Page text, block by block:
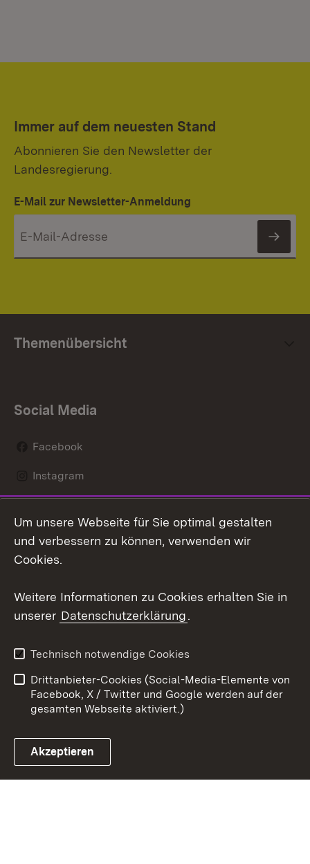
Immer auf dem neuesten Stand
Abonnieren Sie den Newsletter der
Landesregierung.
E-Mail zur Newsletter-Anmeldung
Themenübersicht
Social Media
Facebook
Instagram
Mastodon
Youtube
Link zum Landesportal
Kontakt
Datenschutz
Barrierefreiheit
Impressum Cookies
Um unsere Webseite für Sie optimal gestalten
und verbessern zu können, verwenden wir
Cookies.
Weitere Informationen zu Cookies erhalten Sie in
unserer Datenschutzerklärung.
Technisch notwendige Cookies
Drittanbieter-Cookies (Social-Media-Elemente von
Facebook, X / Twitter und Google werden auf der
gesamten Webseite aktiviert.)
Akzeptieren